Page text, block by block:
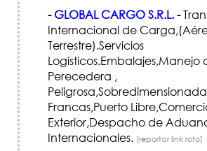
- GLOBAL CARGO S.R.L.-
Internacional de
Terrestre).Servicios
Logísticos.Embalajes,Manejo
Perecedera ,
Francas,Puerto
Exterior,Despacho de
Internacionales. [reportar link roto]